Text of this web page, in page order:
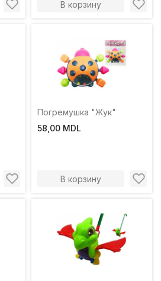
В корзину
Погремушка "Жук"
58,00 MDL
В корзину